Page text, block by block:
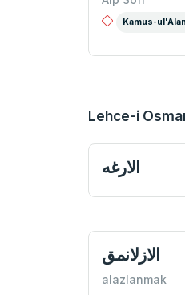
Kamus-
Lehce-i
الارغه
الازلانمق
alazlanmak